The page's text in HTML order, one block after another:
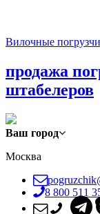
Вилочные
продажа
штабелеров
Ваш город
Москва
8 800 511